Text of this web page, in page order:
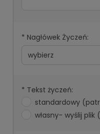
* Nagłówek Życzeń:
* Tekst życzeń:
standardowy
własny- wyślij plik